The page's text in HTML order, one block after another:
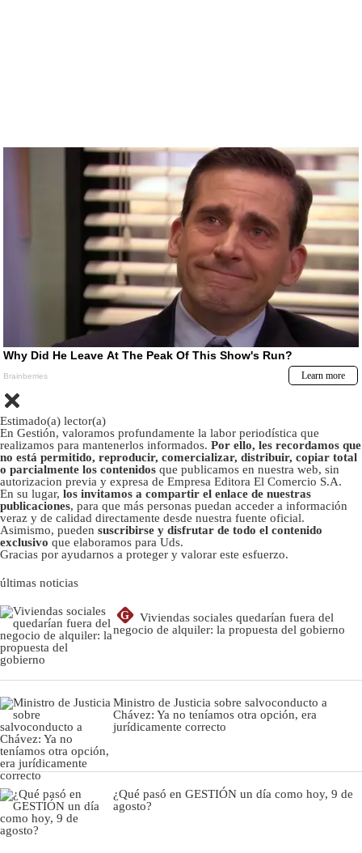
Estimado(a) lector(a)
En Gestión, valoramos profundamente la labor periodística que
realizamos para mantenerlos informados. Por ello, les recordamos que
no está permitido, reproducir, comercializar, distribuir, copiar total
o parcialmente los contenidos que publicamos en nuestra web, sin
autorizacion previa y expresa de Empresa Editora El Comercio S.A.
En su lugar, los invitamos a compartir el enlace de nuestras
publicaciones, para que más personas puedan acceder a información
veraz y de calidad directamente desde nuestra fuente oficial.
Asimismo, pueden suscribirse y disfrutar de todo el contenido
exclusivo que elaboramos para Uds.
Gracias por ayudarnos a proteger y valorar este esfuerzo.
últimas noticias
G
Viviendas sociales quedarían fuera del
negocio de alquiler: la propuesta del gobierno
Ministro de Justicia sobre salvoconducto a
Chávez: Ya no teníamos otra opción, era
jurídicamente correcto
¿Qué pasó en GESTIÓN un día como hoy, 9 de
agosto?